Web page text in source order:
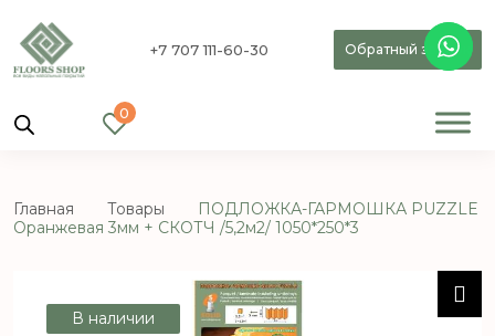
+7 707 111-60-30 Обратный звонок
0
Главная Товары
ПОДЛОЖКА-ГАРМОШКА PUZZLE
Оранжевая 3мм + СКОТЧ /5,2м2/ 1050*250*3
В наличии